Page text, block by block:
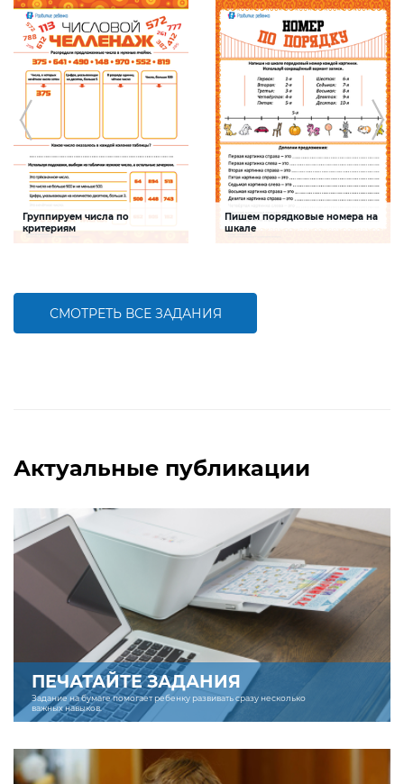
Группируем числа по
критериям
Пишем порядковые номера на
шкале
работать с числами первого десятка
СМОТРЕТЬ ВСЕ ЗАДАНИЯ
Актуальные публикации
ПЕЧАТАЙТЕ ЗАДАНИЯ
Задание на бумаге помогает ребенку развивать сразу несколько
важных навыков.